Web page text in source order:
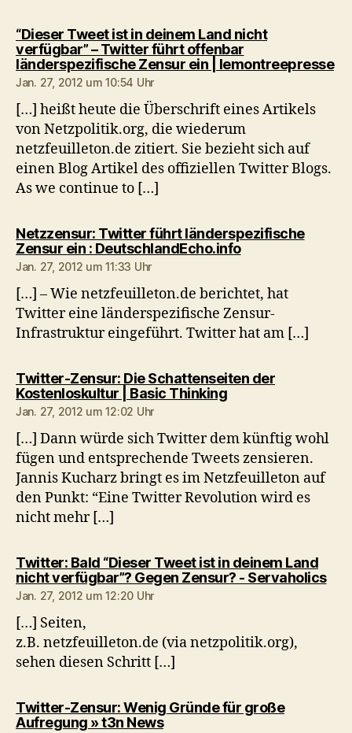
“Dieser Tweet ist in deinem Land nicht
verfügbar” – Twitter führt offenbar
länderspezifische Zensur ein | lemontreepresse
Jan. 27, 2012 um 10:54 Uhr
[…] heißt heute die Überschrift eines Artikels
von Netzpolitik.org, die wiederum
netzfeuilleton.de zitiert. Sie bezieht sich auf
einen Blog Artikel des offiziellen Twitter Blogs.
As we continue to […]
Netzzensur: Twitter führt länderspezifische
Zensur ein : DeutschlandEcho.infosagt:
Jan. 27, 2012 um 11:33 Uhr
[…] – Wie netzfeuilleton.de berichtet, hat
Twitter eine länderspezifische Zensur-
Infrastruktur eingeführt. Twitter hat am […]
Twitter-Zensur: Die Schattenseiten der
Kostenloskultur | Basic Thinkingsagt:
Jan. 27, 2012 um 12:02 Uhr
[…] Dann würde sich Twitter dem künftig wohl
fügen und entsprechende Tweets zensieren.
Jannis Kucharz bringt es im Netzfeuilleton auf
den Punkt: “Eine Twitter Revolution wird es
nicht mehr […]
Twitter: Bald “Dieser Tweet ist in deinem Land
nicht verfügbar”? Gegen Zensur? - Servaholics
Jan. 27, 2012 um 12:20 Uhr
[…] Seiten,
z.B. netzfeuilleton.de (via netzpolitik.org),
sehen diesen Schritt […]
Twitter-Zensur: Wenig Gründe für große
Aufregung » t3n Newssagt: